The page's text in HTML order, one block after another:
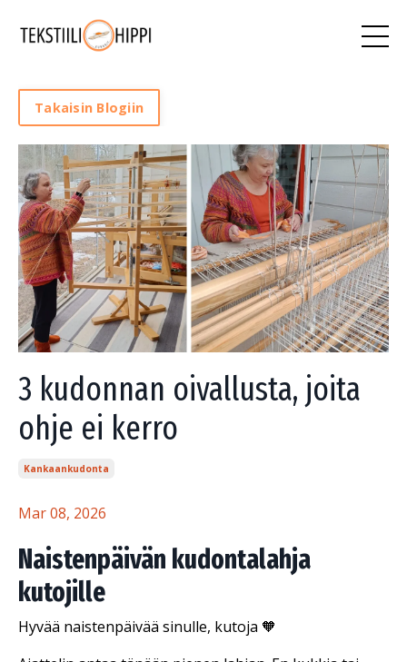
Takaisin Blogiin
3 kudonnan oivallusta, joita
ohje ei kerro
Kankaankudonta
Mar 08, 2026
Naistenpäivän kudontalahja
kutojille
Hyvää naistenpäivää sinulle, kutoja 🧡